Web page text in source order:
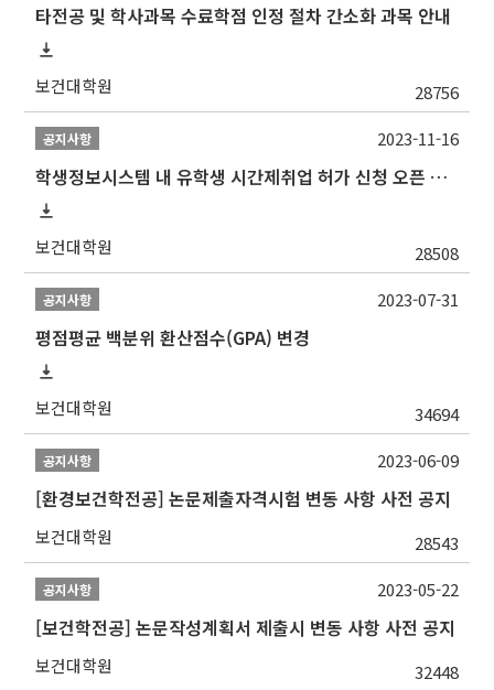
타전공 및 학사과목 수료학점 인정 절차 간소화 과목 안내
보건대학원 28756
공지사항
학생정보시스템 내 유학생 시간제취업 허가 신청 오픈 안내
보건대학원 28508
2023-11-16
공지사항
평점평균 백분위 환산점수(GPA) 변경
보건대학원 34694
2023-07-31
공지사항
[환경보건학전공] 논문제출자격시험 변동 사항 사전 공지
보건대학원 28543
2023-06-09
공지사항
[보건학전공] 논문작성계획서 제출시 변동 사항 사전 공지
보건대학원 32448
2023-05-22